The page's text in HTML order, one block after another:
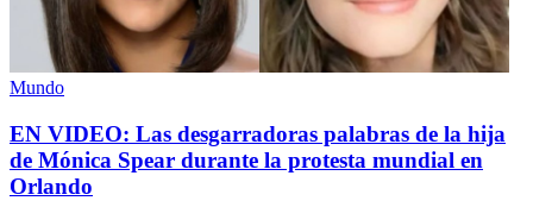
Mundo
EN VIDEO: Las desgarradoras palabras de la hija
de Mónica Spear durante la protesta mundial en
Orlando